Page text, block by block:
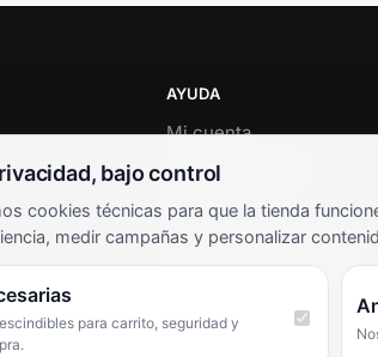
AYUDA
Mi cuenta
Soporte al cliente
Términos y condiciones
Preguntas frecuentes
bajo control
cookies técnicas para que la tienda
medir campañas y personalizar
para carrito, seguridad y